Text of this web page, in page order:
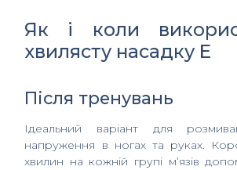
Як і коли
хвилясту насадку E
Після тренувань
Ідеальний варіант для
напруження в ногах та руках.
хвилин на кожній групі м’язів